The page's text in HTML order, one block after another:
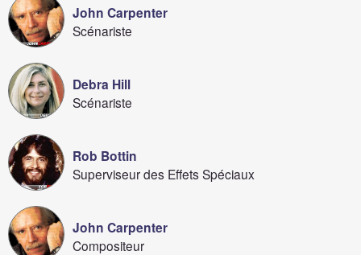
John Carpenter
Scénariste
Debra Hill
Scénariste
Rob Bottin
Superviseur des Effets Spéciaux
John Carpenter
Compositeur